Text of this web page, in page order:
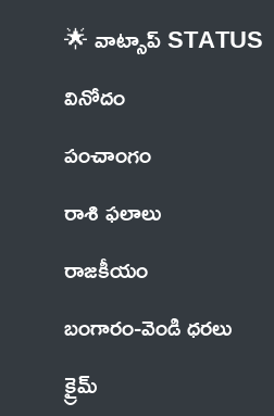
🌟 వాట్సాప్ STATUS
వినోదం
పంచాంగం
రాశి ఫలాలు
రాజకీయం
బంగారం-వెండి ధరలు
క్రైమ్